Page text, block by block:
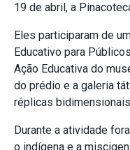
19 de abril, a
Eles participaram de
Educativo para
Ação Educativa do
do prédio e a galeria
réplicas
Durante a atividade
o indígena e a